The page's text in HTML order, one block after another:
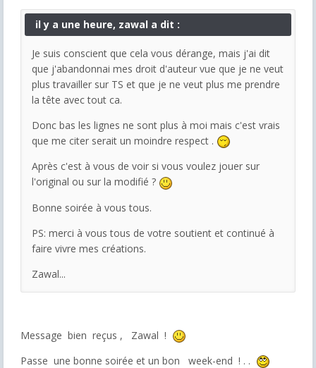
il y a une heure, zawal a dit :
Je suis conscient que cela vous dérange, mais j'ai dit
que j'abandonnai mes droit d'auteur vue que je ne veut
plus travailler sur TS et que je ne veut plus me prendre
la tête avec tout ca.
Donc bas les lignes ne sont plus à moi mais c'est vrais
que me citer serait un moindre respect .
Après c'est à vous de voir si vous voulez jouer sur
l'original ou sur la modifié ?
Bonne soirée à vous tous.
PS: merci à vous tous de votre soutient et continué à
faire vivre mes créations.
Zawal...
Message bien reçus , Zawal !
Passe une bonne soirée et un bon week-end ! . .